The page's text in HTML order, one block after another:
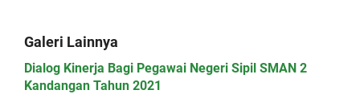
Galeri Lainnya
Dialog Kinerja Bagi Pegawai Negeri Sipil SMAN 2
Kandangan Tahun 2021